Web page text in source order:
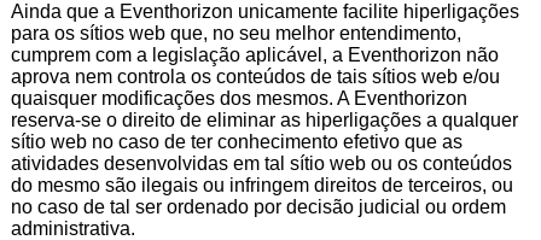
Ainda que a Eventhorizon unicamente facilite hiperligações
para os sítios web que, no seu melhor entendimento,
cumprem com a legislação aplicável, a Eventhorizon não
aprova nem controla os conteúdos de tais sítios web e/ou
quaisquer modificações dos mesmos. A Eventhorizon
reserva-se o direito de eliminar as hiperligações a qualquer
sítio web no caso de ter conhecimento efetivo que as
atividades desenvolvidas em tal sítio web ou os conteúdos
do mesmo são ilegais ou infringem direitos de terceiros, ou
no caso de tal ser ordenado por decisão judicial ou ordem
administrativa.